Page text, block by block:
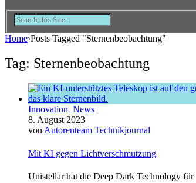
Home›Posts Tagged "Sternenbeobachtung"
Tag: Sternenbeobachtung
Innovation, News
8. August 2023
von Autorenteam Technikjournal
Mit KI gegen Lichtverschmutzung
Unistellar hat die Deep Dark Technology